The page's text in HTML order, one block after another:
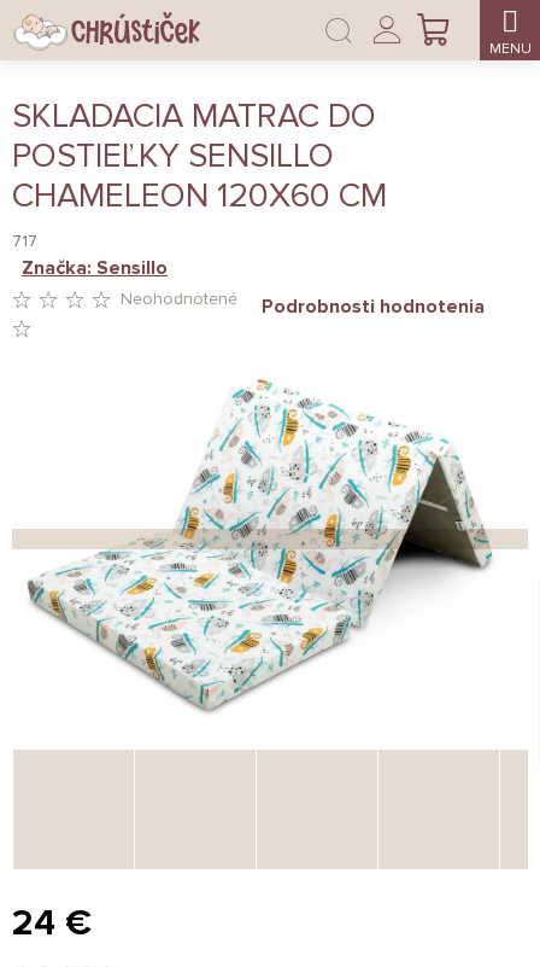
Prejsť
na
obsah
NÁKUPNÝ
Prihlásenie
SKLADACIA MATRAC DO
POSTIEĽKY SENSILLO
CHAMELEON 120X60 CM
717
HVIEZDIČIEK.
Neohodnotené Podrobnosti hodnotenia
Značka: Sensillo
24 €